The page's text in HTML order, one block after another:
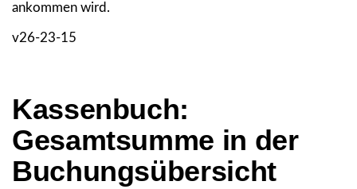
ankommen wird.
v26-23-15
Kassenbuch:
Gesamtsumme in der
Buchungsübersicht